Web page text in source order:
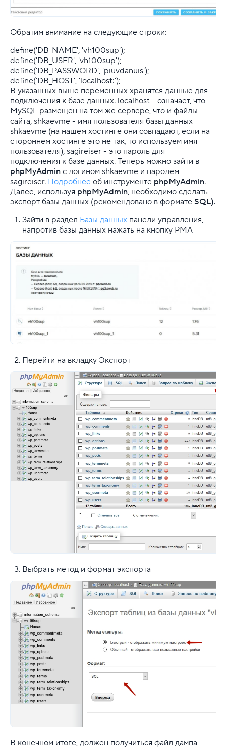
Обратим внимание на следующие строки:
define('DB_NAME', 'vh100sup');
define('DB_USER', 'vh100sup');
define('DB_PASSWORD', 'piuvdanuis');
define('DB_HOST', 'localhost:');
В указанных выше переменных хранятся данные для
подключения к базе данных. localhost - означает, что
MySQL размещен на том же сервере, что и файлы
сайта, shkaevme - имя пользователя базы данных
shkaevme (на нашем хостинге они совпадают, если на
стороннем хостинге это не так, то используем имя
пользователя), sagireiser - это пароль для
подключения к базе данных. Теперь можно зайти в
phpMyAdmin с логином shkaevme и паролем
sagireiser. Подробнее об инструменте phpMyAdmin.
Далее, используя phpMyAdmin, необходимо сделать
экспорт базы данных (рекомендовано в формате SQL).
Зайти в раздел Базы данных панели управления,
напротив базы данных нажать на кнопку PMA
Перейти на вкладку Экспорт
Выбрать метод и формат экспорта
В конечном итоге, должен получиться файл дампа